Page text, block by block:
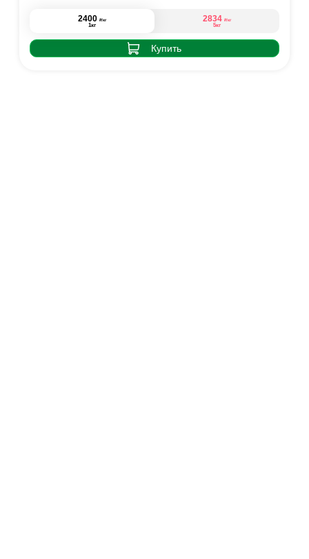
2400 ₽/кг
1кг
2834 ₽/кг
5кг
Купить